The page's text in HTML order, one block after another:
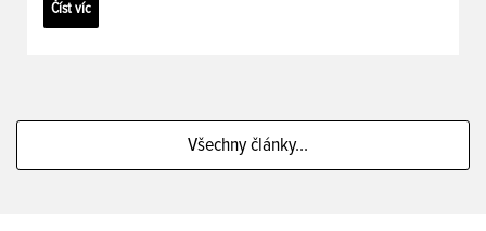
Číst víc
Všechny články...